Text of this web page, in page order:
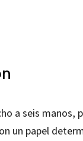
a seis manos,
un papel